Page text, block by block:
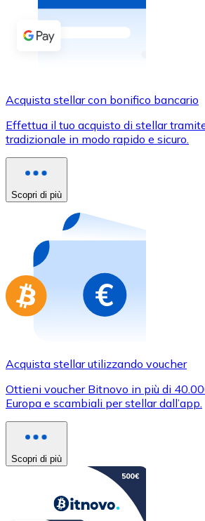
Acquista con contanti
Bonifico SEPA
Usa le carte Visa e Mastercard
Acquista con carta
Acquista gift card dei tuoi
Vai al negozio di carte regalo
Acquista stellar con bonifico bancario
Effettua il tuo acquisto di stellar
tradizionale in modo rapido e sicuro.
Scopri di più
Acquista stellar utilizzando voucher
Ottieni voucher Bitnovo in più di
Europa e scambiali per stellar dall’app.
Scopri di più